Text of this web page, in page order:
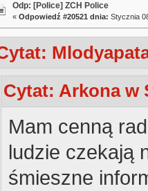
Odp: [Police] ZCH Police
« Odpowiedź #20521 dnia: Stycznia
Cytat: Arkona w
Mam cenną
ludzie czekają
śmieszne